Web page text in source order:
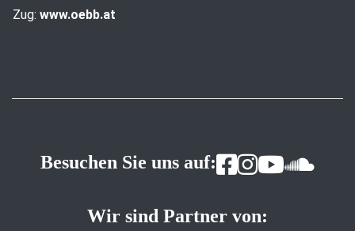
Zug: www.oebb.at
Besuchen Sie uns auf:
Wir sind Partner von: